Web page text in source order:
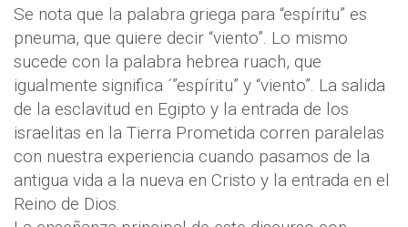
Se nota que la palabra griega para “espíritu” es
pneuma, que quiere decir “viento”. Lo mismo
sucede con la palabra hebrea ruach, que
igualmente significa ´”espíritu” y “viento”. La salida
de la esclavitud en Egipto y la entrada de los
israelitas en la Tierra Prometida corren paralelas
con nuestra experiencia cuando pasamos de la
antigua vida a la nueva en Cristo y la entrada en el
Reino de Dios.